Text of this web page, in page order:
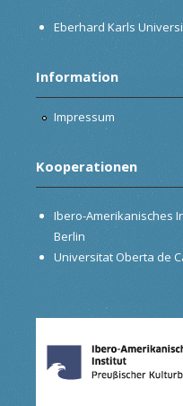
Eberhard Karls
Information
Impressum
Kooperationen
Ibero-Amerikanisches
Berlin
Universitat Oberta de